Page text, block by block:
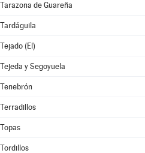
Tarazona de Guareña
Tardáguila
Tejado (El)
Tejeda y Segoyuela
Tenebrón
Terradillos
Topas
Tordillos